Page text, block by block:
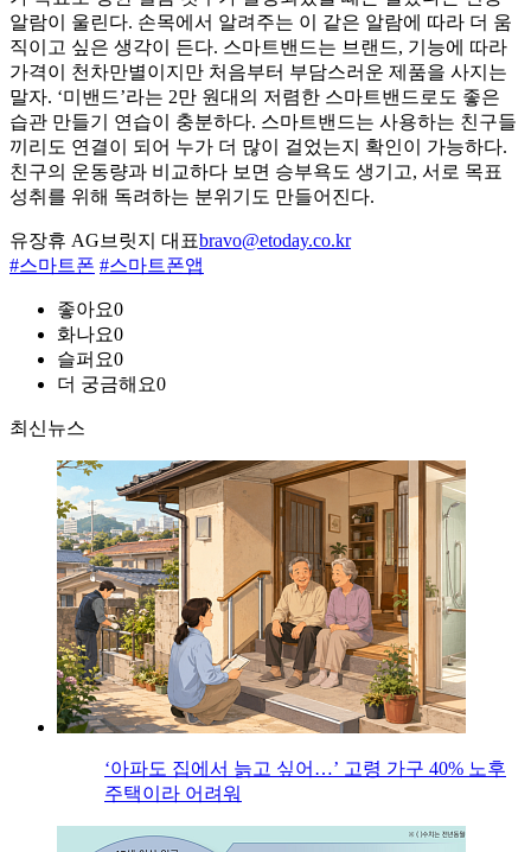
알람이 울린다. 손목에서 알려주는 이 같은 알람에 따라 더 움
직이고 싶은 생각이 든다. 스마트밴드는 브랜드, 기능에 따라
가격이 천차만별이지만 처음부터 부담스러운 제품을 사지는
말자. ‘미밴드’라는 2만 원대의 저렴한 스마트밴드로도 좋은
습관 만들기 연습이 충분하다. 스마트밴드는 사용하는 친구들
끼리도 연결이 되어 누가 더 많이 걸었는지 확인이 가능하다.
친구의 운동량과 비교하다 보면 승부욕도 생기고, 서로 목표
성취를 위해 독려하는 분위기도 만들어진다.
유장휴 AG브릿지 대표bravo@etoday.co.kr
#스마트폰 #스마트폰앱
좋아요0
화나요0
슬퍼요0
더 궁금해요0
최신뉴스
‘아파도 집에서 늙고 싶어…’ 고령 가구 40% 노후
주택이라 어려워